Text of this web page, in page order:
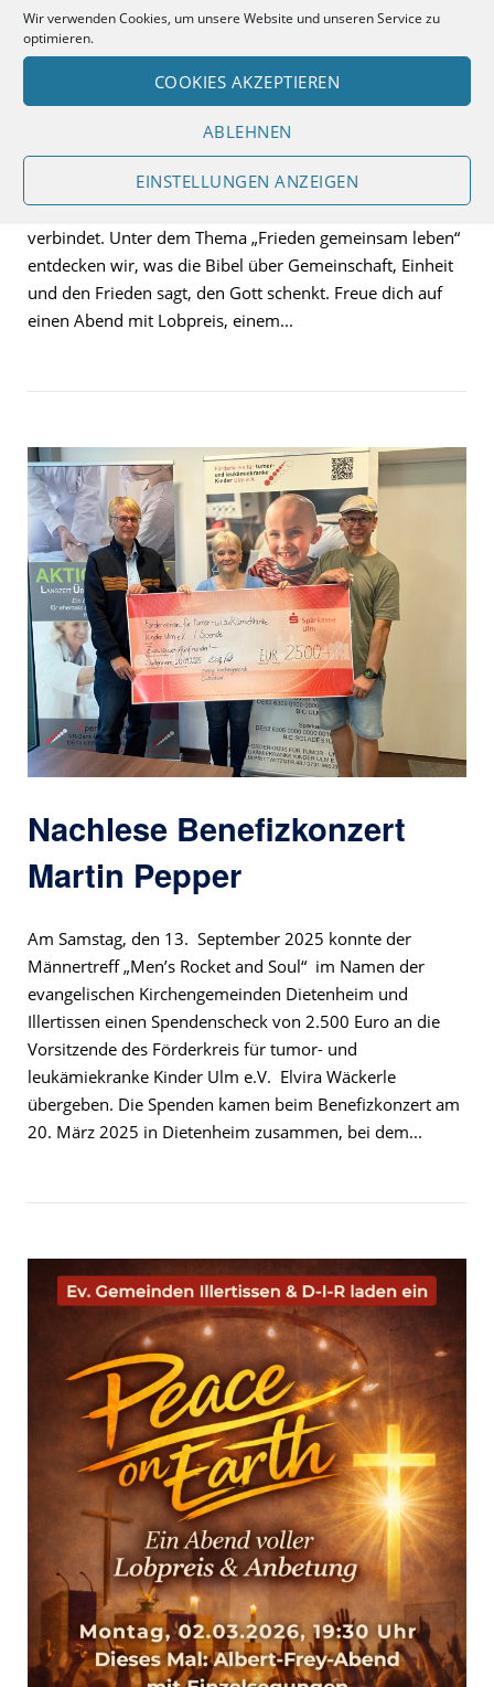
Wir verwenden Cookies, um unsere Website und unseren Service zu
optimieren.
COOKIES AKZEPTIEREN
ABLEHNEN
EINSTELLUNGEN ANZEIGEN
Earth – Lobpreisabend mit
der Lobpreisband
Wie kann Frieden gelingen – in einer Zeit, in der vieles
auseinanderzudriften scheint? An diesem Abend gehen
wir der Frage nach, wie Gottes Frieden Menschen
verbindet. Unter dem Thema „Frieden gemeinsam leben“
entdecken wir, was die Bibel über Gemeinschaft, Einheit
und den Frieden sagt, den Gott schenkt. Freue dich auf
einen Abend mit Lobpreis, einem...
Open post
Nachlese Benefizkonzert
Martin Pepper
Am Samstag, den 13. September 2025 konnte der
Männertreff „Men’s Rocket and Soul“ im Namen der
evangelischen Kirchengemeinden Dietenheim und
Illertissen einen Spendenscheck von 2.500 Euro an die
Vorsitzende des Förderkreis für tumor- und
leukämiekranke Kinder Ulm e.V. Elvira Wäckerle
übergeben. Die Spenden kamen beim Benefizkonzert am
20. März 2025 in Dietenheim zusammen, bei dem...
Open post